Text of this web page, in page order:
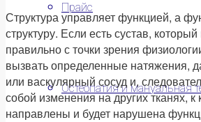
Прайс
Остеопатия и мануальная
Структура управляет функцией, а
структуру. Если есть сустав,
правильно с точки зрения
вызвать определенные натяжения,
или васкулярный сосуд и,
собой изменения на других тканях,
направлены и будет нарушена